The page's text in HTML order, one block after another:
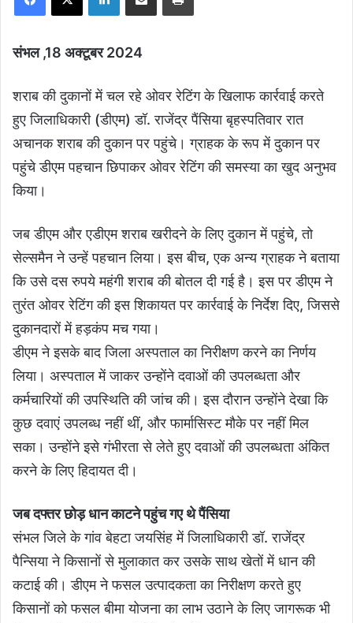
संभल ,18 अक्टूबर 2024
शराब की दुकानों में चल रहे ओवर रेटिंग के खिलाफ कार्रवाई करते
हुए जिलाधिकारी (डीएम) डॉ. राजेंद्र पैंसिया बृहस्पतिवार रात
अचानक शराब की दुकान पर पहुंचे। ग्राहक के रूप में दुकान पर
पहुंचे डीएम पहचान छिपाकर ओवर रेटिंग की समस्या का खुद अनुभव
किया।
जब डीएम और एडीएम शराब खरीदने के लिए दुकान में पहुंचे, तो
सेल्समैन ने उन्हें पहचान लिया। इस बीच, एक अन्य ग्राहक ने बताया
कि उसे दस रुपये महंगी शराब की बोतल दी गई है। इस पर डीएम ने
तुरंत ओवर रेटिंग की इस शिकायत पर कार्रवाई के निर्देश दिए, जिससे
दुकानदारों में हड़कंप मच गया।
डीएम ने इसके बाद जिला अस्पताल का निरीक्षण करने का निर्णय
लिया। अस्पताल में जाकर उन्होंने दवाओं की उपलब्धता और
कर्मचारियों की उपस्थिति की जांच की। इस दौरान उन्होंने देखा कि
कुछ दवाएं उपलब्ध नहीं थीं, और फार्मासिस्ट मौके पर नहीं मिल
सका। उन्होंने इसे गंभीरता से लेते हुए दवाओं की उपलब्धता अंकित
करने के लिए हिदायत दी।
जब दफ्तर छोड़ धान काटने पहुंच गए थे पैंसिया
संभल जिले के गांव बेहटा जयसिंह में जिलाधिकारी डॉ. राजेंद्र
पैन्सिया ने किसानों से मुलाकात कर उसके साथ खेतों में धान की
कटाई की। डीएम ने फसल उत्पादकता का निरीक्षण करते हुए
किसानों को फसल बीमा योजना का लाभ उठाने के लिए जागरूक भी